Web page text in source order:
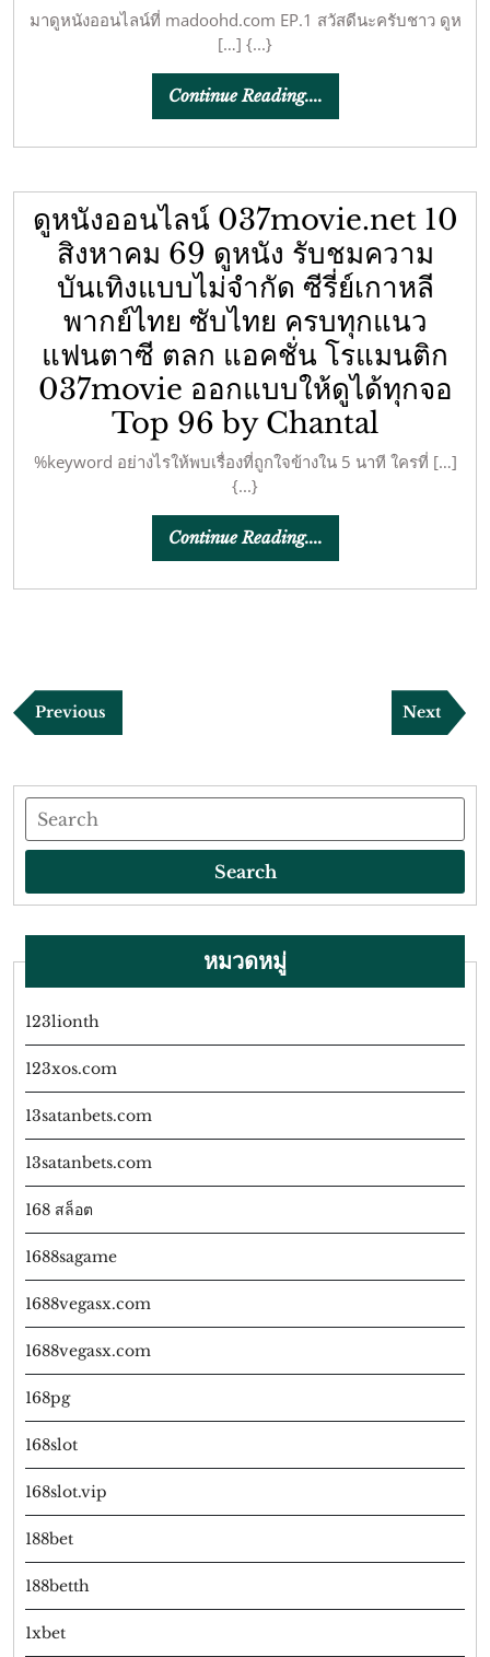
มาดูหนังออนไลน์ที่ madoohd.com EP.1 สวัสดีนะครับชาว ดูห
[…] {...}
Continue Reading....
Reading....
ดูหนังออนไลน์ 037movie.net 10
สิงหาคม 69 ดูหนัง รับชมความ
บันเทิงแบบไม่จำกัด ซีรี่ย์เกาหลี
พากย์ไทย ซับไทย ครบทุกแนว
แฟนตาซี ตลก แอคชั่น โรแมนติก
037movie ออกแบบให้ดูได้ทุกจอ
Top 96 by Chantal
%keyword อย่างไรให้พบเรื่องที่ถูกใจข้างใน 5 นาที ใครที่ […]
{...}
Continue Reading....
Reading....
แนะแนว
เรื่อง
Previous
Post
Previous
Next
Post
Next
Search
Search
หมวดหมู่
123lionth
123xos.com
13satanbets.com
13satanbets.com
168 สล็อต
1688sagame
1688vegasx.com
1688vegasx.com
168pg
168slot
168slot.vip
188bet
188betth
1xbet